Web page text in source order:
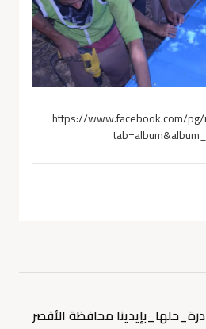
https://www.facebook.com/
محافظة الأقصر